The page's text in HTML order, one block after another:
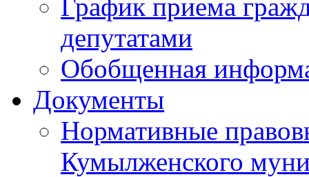
График приема
депутатами
Обобщенная
Документы
Нормативные
Кумылженского